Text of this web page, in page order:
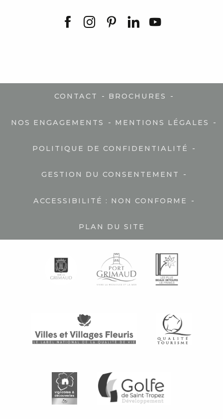
CONTACT - BROCHURES -
NOS ENGAGEMENTS - MENTIONS LÉGALES -
POLITIQUE DE CONFIDENTIALITÉ -
GESTION DU CONSENTEMENT -
ACCESSIBILITÉ : NON CONFORME -
PLAN DU SITE